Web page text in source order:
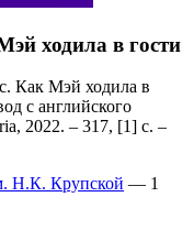
ходила в гости
Как Мэй ходила в
с английского
2022. – 317, [1] с. –
Н.К. Крупской — 1